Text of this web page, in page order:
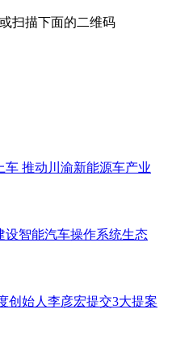
扫描下面的二维码
推动川渝新能源车产业
设智能汽车操作系统生态
创始人李彦宏提交3大提案